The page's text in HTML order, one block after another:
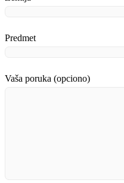
Predmet
Vaša poruka (opciono)